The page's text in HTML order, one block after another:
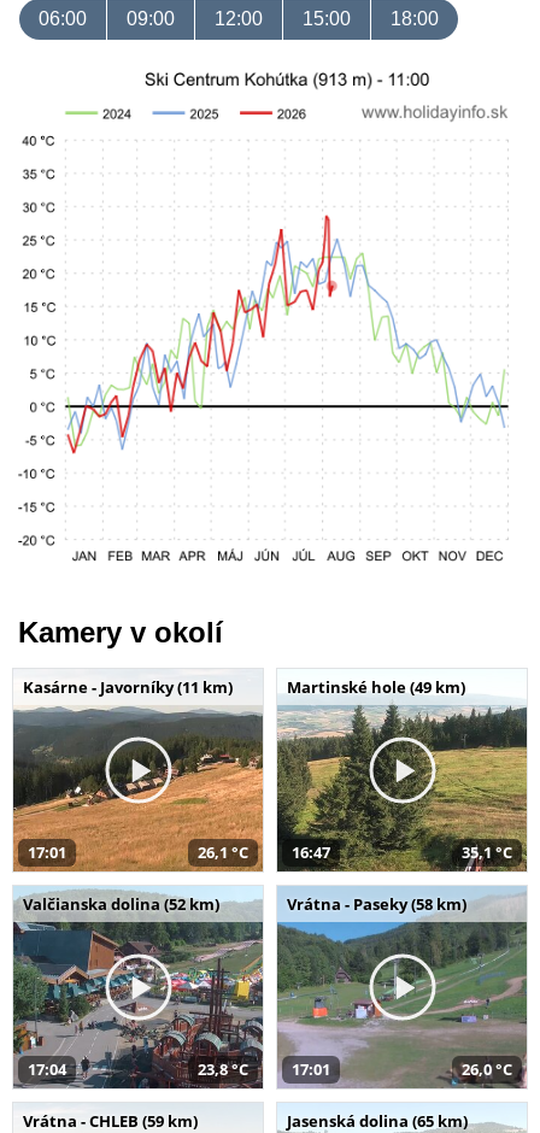
06:00 09:00 12:00 15:00 18:00
Kamery v okolí
Kasárne - Javorníky (11 km)
17:01 26,1 °C
Martinské hole (49 km)
16:47 35,1 °C
Valčianska dolina (52 km)
17:04 23,8 °C
Vrátna - Paseky (58 km)
17:01 26,0 °C
Vrátna - CHLEB (59 km) Jasenská dolina (65 km)